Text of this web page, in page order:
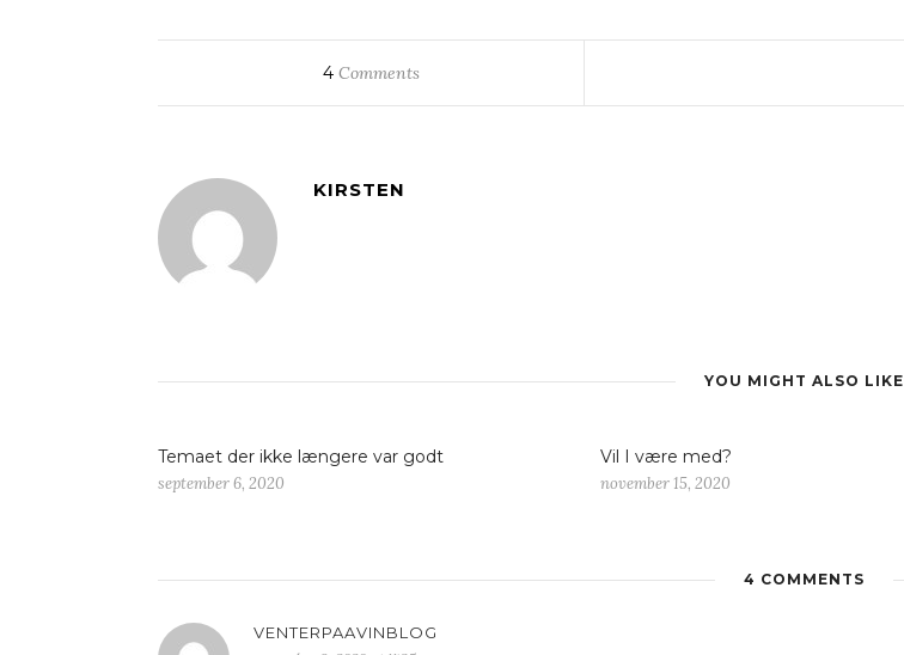
4Comments
KIRSTEN
YOU MIGHT ALSO LIKE
Temaet der ikke længere var godt
september 6, 2020
Vil I være med?
november 15, 2020
4 COMMENTS
VENTERPAAVINBLOG